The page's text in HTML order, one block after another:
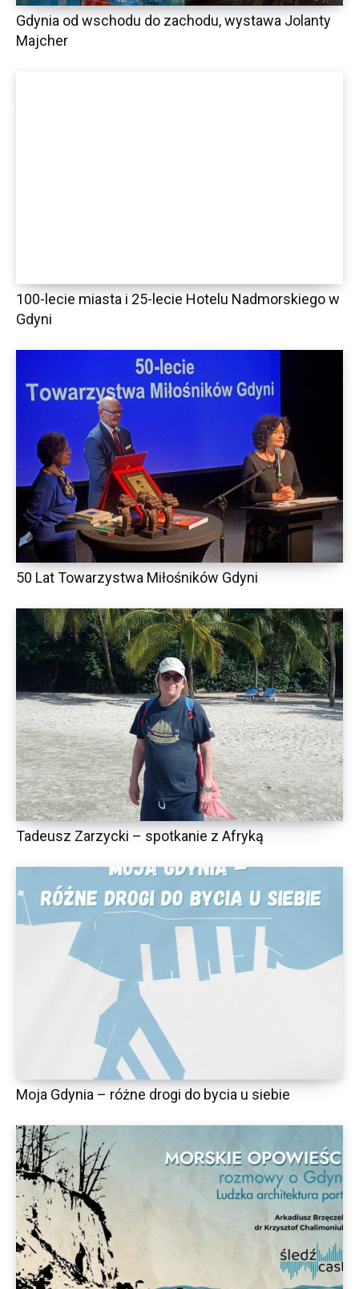
Gdynia od wschodu do zachodu, wystawa Jolanty
Majcher
100-lecie miasta i 25-lecie Hotelu Nadmorskiego w
Gdyni
50 Lat Towarzystwa Miłośników Gdyni
Tadeusz Zarzycki – spotkanie z Afryką
Moja Gdynia – różne drogi do bycia u siebie